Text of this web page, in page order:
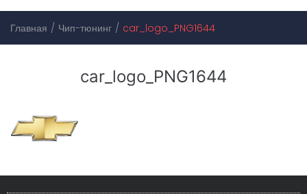
Главная / Чип-тюнинг / car_logo_PNG1644
car_logo_PNG1644